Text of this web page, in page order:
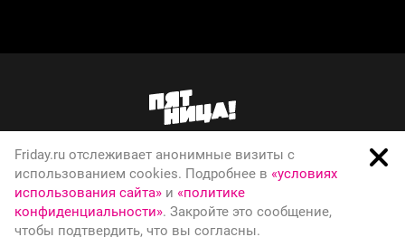
О телеканале
Вакансии
Правовая информация
Friday.ru отслеживает анонимные визиты с
использованием cookies. Подробнее в «условиях
использования сайта» и «политике
конфиденциальности». Закройте это сообщение,
чтобы подтвердить, что вы согласны.